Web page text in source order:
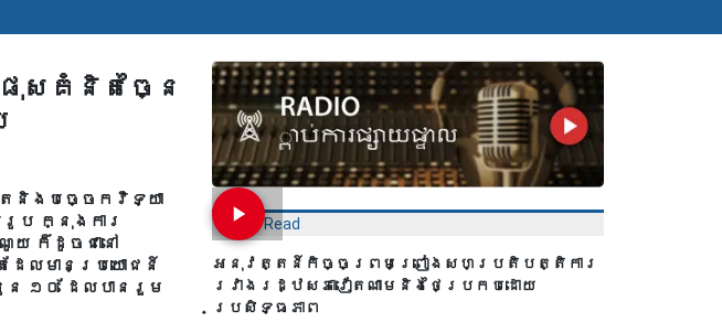
ផុសគំនិតច្នៃ
រនិងបច្ចេកវិទ្យា
ប ក្នុងការ
យ ក៏ដូចជានៅ
ដែលមានប្រយោជន៍
១០ ដែលបានរួម
Most Read
អនុវត្តន៍កិច្ចព្រមព្រៀងសហប្រតិបត្តិការ
រវាងរដ្ឋសភាវៀតណាមនិងថៃប្រកបដោយ
ប្រសិទ្ធភាព